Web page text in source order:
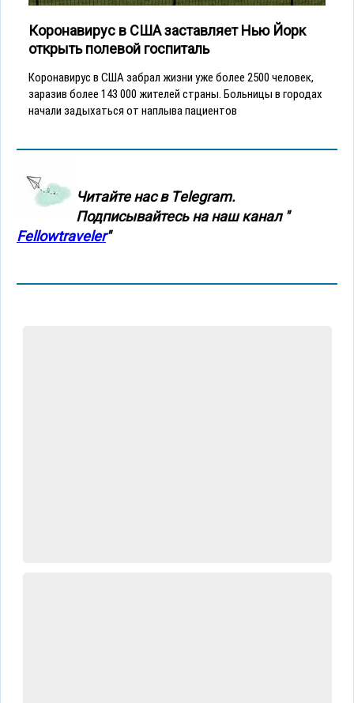
Коронавирус в США заставляет Нью Йорк
открыть полевой госпиталь
Коронавирус в США забрал жизни уже более 2500 человек,
заразив более 143 000 жителей страны. Больницы в городах
начали задыхаться от наплыва пациентов
Читайте нас в Тelegram.
Подписывайтесь на наш канал "
Fellowtraveler"